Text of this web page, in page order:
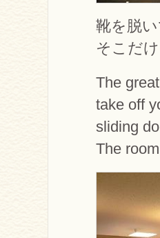
靴を脱
そこだ
The
take off
sliding
The